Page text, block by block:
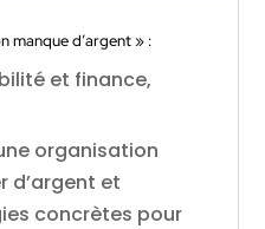
manque d’argent » :
et finance,
organisation
d’argent et
concrètes pour